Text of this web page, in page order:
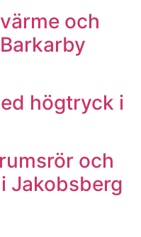
och
högtryck i
och
Jakobsberg